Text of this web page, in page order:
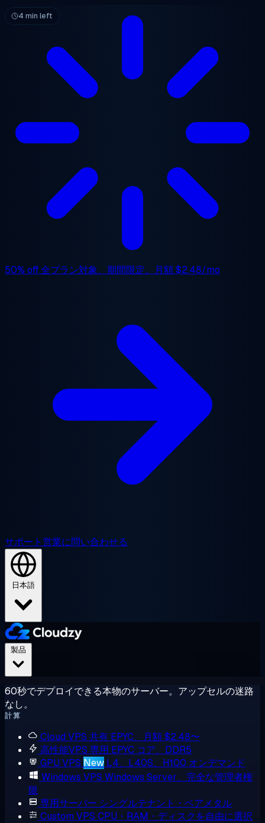
メインコンテンツへスキップ
50% off全プラン対象、期間限定。月額$2.48/mo
サポート営業に問い合わせる
日本語
60秒でデプロイできる本物のサーバー。アップセルの迷路
なし。
計算
Cloud VPS 共有 EPYC、月額 $2.48〜
高性能VPS 専用 EPYC コア、DDR5
GPU VPS New L4、L40S、H100 オンデマンド
Windows VPS Windows Server、完全な管理者権
限
専用サーバー シングルテナント・ベアメタル
Custom VPS CPU・RAM・ディスクを自由に選択
4 min left